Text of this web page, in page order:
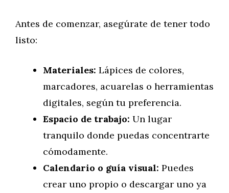
Antes de comenzar, asegúrate de tener todo
listo:
Materiales: Lápices de colores,
marcadores, acuarelas o herramientas
digitales, según tu preferencia.
Espacio de trabajo: Un lugar
tranquilo donde puedas concentrarte
cómodamente.
Calendario o guía visual: Puedes
crear uno propio o descargar uno ya